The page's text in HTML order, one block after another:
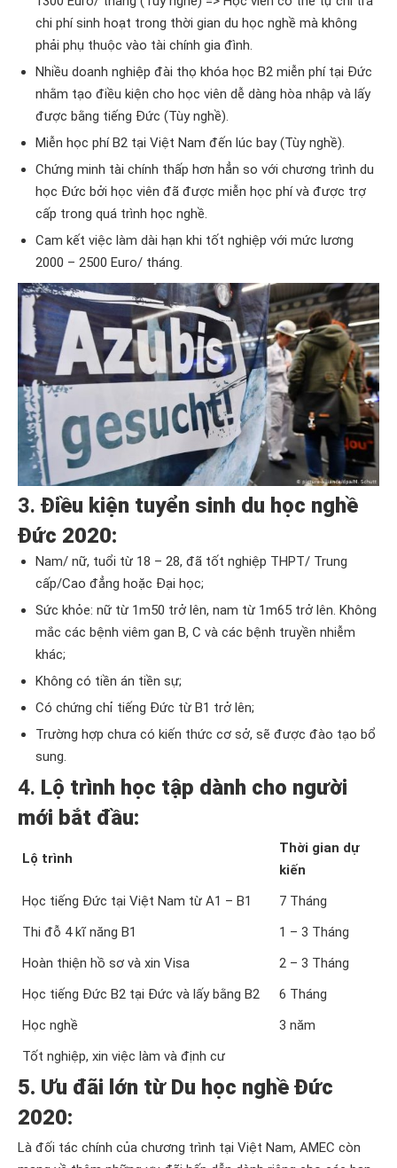
chi phí sinh hoạt trong thời gian du học nghề mà không
phải phụ thuộc vào tài chính gia đình.
Nhiều doanh nghiệp đài thọ khóa học B2 miễn phí tại Đức
nhằm tạo điều kiện cho học viên dễ dàng hòa nhập và lấy
được bằng tiếng Đức (Tùy nghề).
Miễn học phí B2 tại Việt Nam đến lúc bay (Tùy nghề).
Chứng minh tài chính thấp hơn hẳn so với chương trình du
học Đức bởi học viên đã được miễn học phí và được trợ
cấp trong quá trình học nghề.
Cam kết việc làm dài hạn khi tốt nghiệp với mức lương
2000 – 2500 Euro/ tháng.
3. Điều kiện tuyển sinh du học nghề
Đức 2020:
Nam/ nữ, tuổi từ 18 – 28, đã tốt nghiệp THPT/ Trung
cấp/Cao đẳng hoặc Đại học;
Sức khỏe: nữ từ 1m50 trở lên, nam từ 1m65 trở lên. Không
mắc các bệnh viêm gan B, C và các bệnh truyền nhiễm
khác;
Không có tiền án tiền sự;
Có chứng chỉ tiếng Đức từ B1 trở lên;
Trường hợp chưa có kiến thức cơ sở, sẽ được đào tạo bổ
sung.
4. Lộ trình học tập dành cho người
mới bắt đầu:
Lộ trình
Thời gian dự
kiến
Học tiếng Đức tại Việt Nam từ A1 – B1
7 Tháng
Thi đỗ 4 kĩ năng B1
1 – 3 Tháng
Hoàn thiện hồ sơ và xin Visa
2 – 3 Tháng
Học tiếng Đức B2 tại Đức và lấy bằng B2
6 Tháng
Học nghề
3 năm
Tốt nghiệp, xin việc làm và định cư
5. Ưu đãi lớn từ Du học nghề Đức
2020:
Là đối tác chính của chương trình tại Việt Nam, AMEC còn